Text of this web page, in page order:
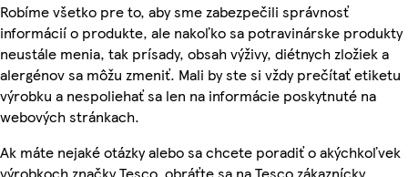
Robíme všetko pre to, aby sme zabezpečili správnosť
informácií o produkte, ale nakoľko sa potravinárske produkty
neustále menia, tak prísady, obsah výživy, diétnych zložiek a
alergénov sa môžu zmeniť. Mali by ste si vždy prečítať etiketu
výrobku a nespoliehať sa len na informácie poskytnuté na
webových stránkach.
Ak máte nejaké otázky alebo sa chcete poradiť o akýchkoľvek